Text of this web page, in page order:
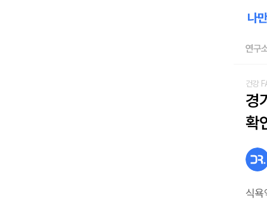
연구
건강
경
확
식욕